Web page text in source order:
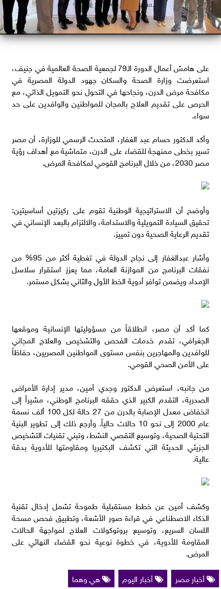
على هامش أعمال الدورة الـ79 لجمعية الصحة العالمية في جنيف،
استعرضت وزارة الصحة والسكان جهود الدولة المصرية في
مكافحة مرض الدرن، ونجاحها في التحول نحو التمويل الذاتي، مع
الحرص على تقديم العلاج بالمجان للمواطنين والوافدين على حد
سواء.
وأكد الدكتور حسام عبد الغفار، المتحدث الرسمي للوزارة، أن مصر
تسير بخطى ممنهجة للقضاء على الدرن، متماشية مع أهداف رؤية
مصر 2030، من خلال البرنامج القومي لمكافحة المرض.
وأوضح أن الاستراتيجية الوطنية تقوم على ركيزتين أساسيتين:
تحقيق السيادة التمويلية والاستدامة، والالتزام بالبعد الإنساني في
تقديم الرعاية الصحية دون تمييز.
وأشار عبدالغفار إلى نجاح الدولة في تغطية أكثر من 95% من
نفقات البرنامج من الموازنة العامة، مما يعزز استقرار سلاسل
الإمداد ويضمن توافر أدوية الخط الأول والثاني بشكل مستمر.
كما أكد أن مصر، انطلاقاً من مسؤوليتها الإنسانية وموقعها
الجغرافي، تقدم خدمات الفحص والتشخيص والعلاج المجاني
للوافدين والمهاجرين بنفس مستوى المواطنين المصريين، حفاظاً
على الأمن الصحي القومي.
من جانبه، استعرض الدكتور وجدي أمين، مدير إدارة الأمراض
الصدرية، التقدم الكبير الذي حققه البرنامج الوطني، مشيراً إلى
انخفاض معدل الإصابة بالدرن من 27 حالة لكل 100 ألف نسمة
عام 2000 إلى نحو 10 حالات حالياً. وأرجع ذلك إلى تطوير البنية
التحتية الصحية، وتوسيع التقصي النشط، وتبني تقنيات التشخيص
الجزيئي الحديثة التي تكشف البكتيريا ومقاومتها للأدوية بدقة
عالية.
وكشف أمين عن خطط مستقبلية طموحة تشمل إدخال تقنية
الذكاء الاصطناعي في قراءة صور الأشعة، وتطبيق فحص مسحة
اللسان السريع، وتوسيع بروتوكولات العلاج لمواجهة الحالات
المقاومة للأدوية، في خطوة نوعية نحو القضاء النهائي على
المرض.
أخبار مصر
أخبار اليوم هي وهما